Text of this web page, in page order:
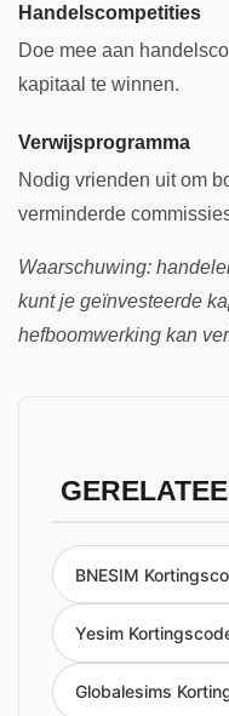
Handelscompetities
Doe mee aan
kapitaal te winnen.
Verwijsprogramma
Nodig vrienden uit om
verminderde
Waarschuwing:
kunt je geïnvesteerde
hefboomwerking kan
BNESIM
Yesim
Globalesims